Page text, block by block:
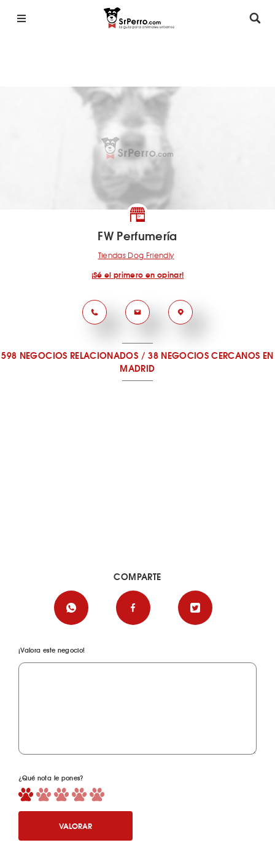
FW Perfumería
Tiendas Dog Friendly
¡Sé el primero en opinar!
598 NEGOCIOS RELACIONADOS /38 NEGOCIOS CERCANOS EN
MADRID
¡Valora este negocio!
¿Qué nota le pones?
VALORAR
COMPARTE